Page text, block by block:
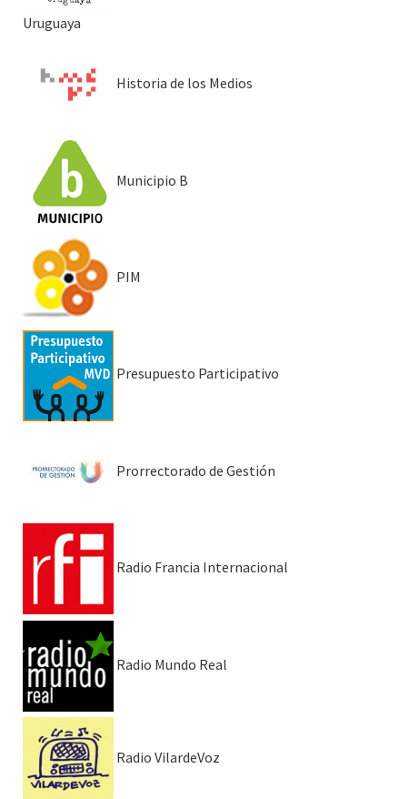
Uruguaya
Historia de los Medios
Municipio B
PIM
Presupuesto Participativo
Prorrectorado de Gestión
Radio Francia Internacional
Radio Mundo Real
Radio VilardeVoz